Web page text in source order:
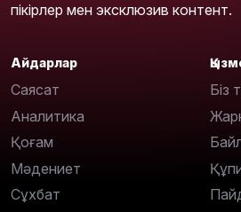
пікірлер мен эксклюзив контент.
Айдарлар
Саясат
Аналитика
Қоғам
Мәдениет
Сұхбат
Біз